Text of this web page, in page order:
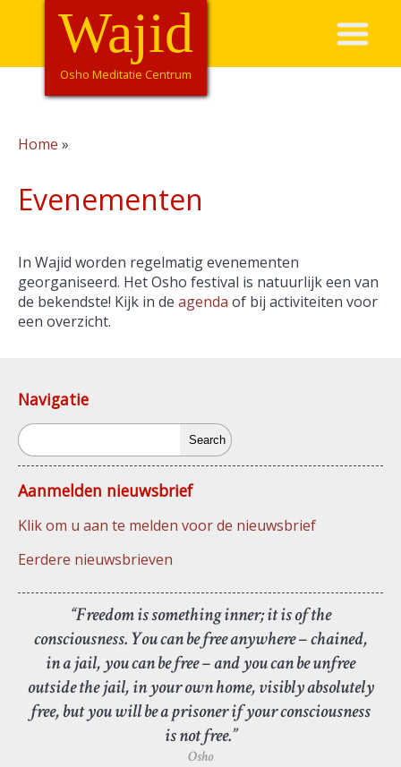
content
HoofdnavigatieWajid
Osho Meditatie Centrum
Home
Evenementen
In Wajid worden regelmatig evenementen
georganiseerd. Het Osho festival is natuurlijk een van
de bekendste! Kijk in de agenda of bij activiteiten voor
een overzicht.
Navigatie
Search
Aanmelden nieuwsbrief
Klik om u aan te melden voor de nieuwsbrief
Eerdere nieuwsbrieven
“Freedom is something inner; it is of the
consciousness. You can be free anywhere – chained,
in a jail, you can be free – and you can be unfree
outside the jail, in your own home, visibly absolutely
free, but you will be a prisoner if your consciousness
is not free.”
Osho